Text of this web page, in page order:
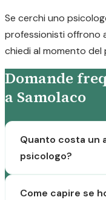
Se cerchi uno
professionisti offrono
chiedi al momento
Domande
a Samolaco
Quanto costa un
psicologo?
Come capire se